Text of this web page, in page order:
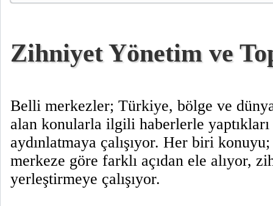
Zihniyet Yönetim ve
Belli merkezler; Türkiye, bölge ve
alan konularla ilgili haberlerle
aydınlatmaya çalışıyor. Her biri
merkeze göre farklı açıdan ele alıyor,
yerleştirmeye çalışıyor.